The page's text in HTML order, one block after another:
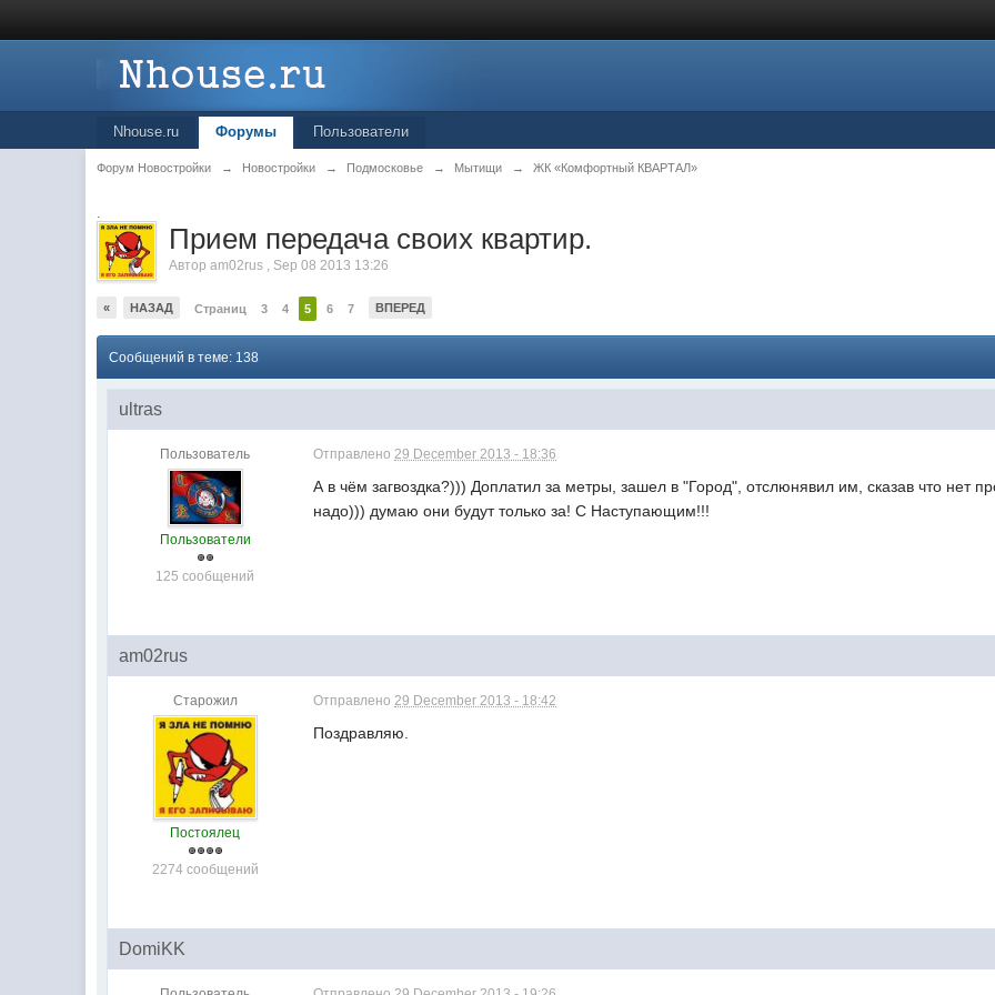
Nhouse.ru Форумы Пользователи
Форум Новостройки → Новостройки → Подмосковье → Мытищи → ЖК «Комфортный КВАРТАЛ»
.
Прием передача своих квартир.
Авторam02rus , Sep 08 2013 13:26
« НАЗАД Страниц 3 4 5 6 7 ВПЕРЕД
Сообщений в теме: 138
ultras
Пользователь
Пользователи
125 сообщений
Отправлено29 December 2013 - 18:36
А в чём загвоздка?))) Доплатил за метры, зашел в "Город", отслюнявил им, сказав что нет
надо))) думаю они будут только за! С Наступающим!!!
am02rus
Старожил
Постоялец
2274 сообщений
Отправлено29 December 2013 - 18:42
Поздравляю.
DomiKK